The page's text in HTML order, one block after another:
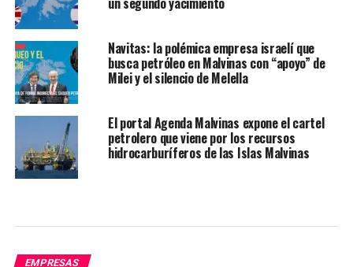
Navitas: la polémica empresa israelí que
busca petróleo en Malvinas con “apoyo” de
Milei y el silencio de Melella
El portal Agenda Malvinas expone el cartel
petrolero que viene por los recursos
hidrocarburíferos de las Islas Malvinas
EMPRESAS